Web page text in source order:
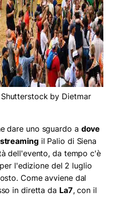
by Dietmar
dare uno sguardo a dove
il Palio di Siena
dell'evento, da tempo c'è
l'edizione del 2 luglio
Come avviene dal
in diretta da La7, con il